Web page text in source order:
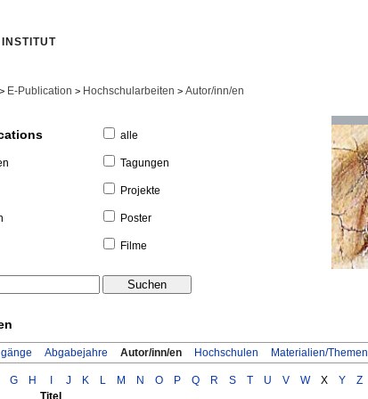
E-Publication > Hochschularbeiten > Autor/inn/en
alle
Tagungen
Projekte
Poster
Filme
Abgabejahre Autor/inn/en Hochschulen Materialien/Themen
G H J K L M N O P Q R S T U V W X Y
Z